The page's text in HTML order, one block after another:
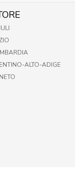
ALTO-ADIGE